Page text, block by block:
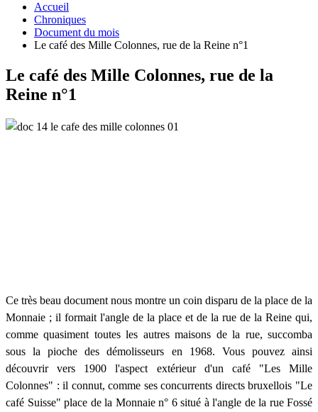
Accueil
Chroniques
Document du mois
Le café des Mille Colonnes, rue de la Reine n°1
Le café des Mille Colonnes, rue de la
Reine n°1
Ce très beau document nous montre un coin disparu de la place de la
Monnaie ; il formait l'angle de la place et de la rue de la Reine qui,
comme quasiment toutes les autres maisons de la rue, succomba
sous la pioche des démolisseurs en 1968. Vous pouvez ainsi
découvrir vers 1900 l'aspect extérieur d'un café "Les Mille
Colonnes" : il connut, comme ses concurrents directs bruxellois "Le
café Suisse" place de la Monnaie n° 6 situé à l'angle de la rue Fossé